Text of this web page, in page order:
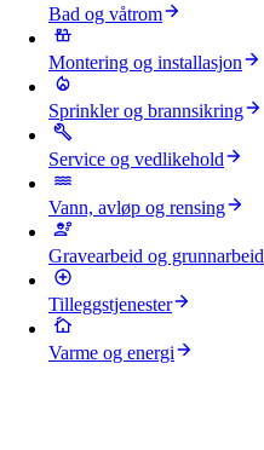
Bad og våtrom
Montering og installasjon
Sprinkler og brannsikring
Service og vedlikehold
Vann, avløp og rensing
Gravearbeid og grunnarbeid
Tilleggstjenester
Varme og energi